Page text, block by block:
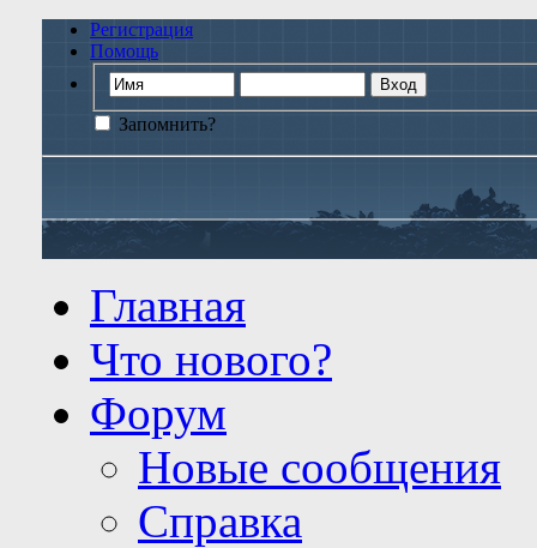
Регистрация
Помощь
Запомнить?
Главная
Что нового?
Форум
Новые сообщения
Справка